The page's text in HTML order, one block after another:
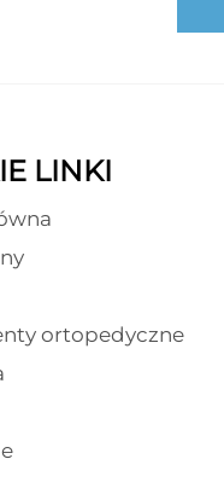
LINKI
ortopedyczne